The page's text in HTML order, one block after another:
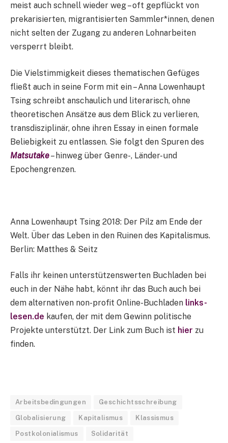
meist auch schnell wieder weg – oft gepflückt von
prekarisierten, migrantisierten Sammler*innen, denen
nicht selten der Zugang zu anderen Lohnarbeiten
versperrt bleibt.
Die Vielstimmigkeit dieses thematischen Gefüges
fließt auch in seine Form mit ein – Anna Lowenhaupt
Tsing schreibt anschaulich und literarisch, ohne
theoretischen Ansätze aus dem Blick zu verlieren,
transdisziplinär, ohne ihren Essay in einen formale
Beliebigkeit zu entlassen. Sie folgt den Spuren des
Matsutake– hinweg über Genre-, Länder- und
Epochengrenzen.
Anna Lowenhaupt Tsing 2018: Der Pilz am Ende der
Welt. Über das Leben in den Ruinen des Kapitalismus.
Berlin: Matthes & Seitz
Falls ihr keinen unterstützenswerten Buchladen bei
euch in der Nähe habt, könnt ihr das Buch auch bei
dem alternativen non-profit Online-Buchladen links-
lesen.de kaufen, der mit dem Gewinn politische
Projekte unterstützt. Der Link zum Buch ist hier zu
finden.
Arbeitsbedingungen Geschichtsschreibung
Globalisierung Kapitalismus Klassismus
Postkolonialismus Solidarität